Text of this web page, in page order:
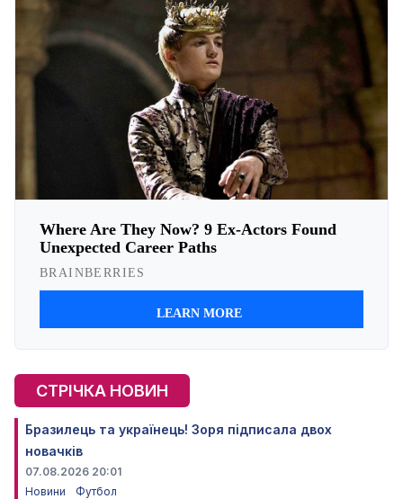
СТРІЧКА НОВИН
Бразилець та українець! Зоря підписала двох
новачків
07.08.2026 20:01
Новини
Футбол